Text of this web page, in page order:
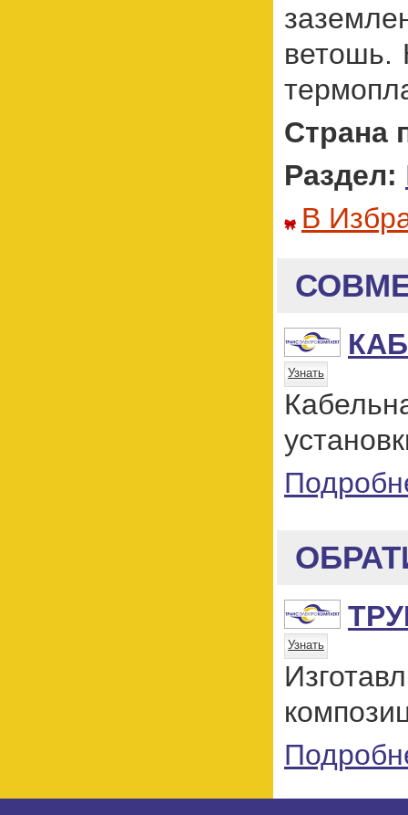
ветошь.
Страна
Раздел:
В
Узнать
Узнать